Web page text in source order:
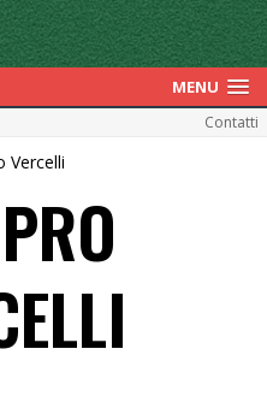
MENU
Contatti